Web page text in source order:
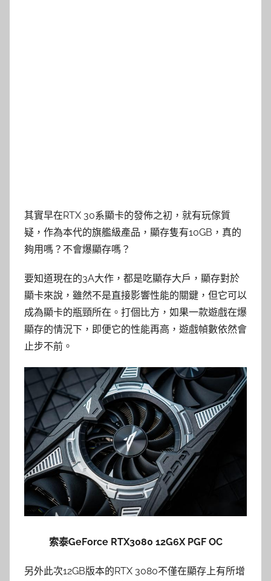
其實早在RTX 30系顯卡的發佈之初，就有玩傢質
疑，作為本代的旗艦級產品，顯存隻有10GB，真的
夠用嗎？不會爆顯存嗎？
要知道現在的3A大作，都是吃顯存大戶，顯存對於
顯卡來說，雖然不是直接影響性能的關鍵，但它可以
成為顯卡的瓶頸所在。打個比方，如果一款遊戲在爆
顯存的情況下，即便它的性能再高，遊戲幀數依然會
止步不前。
索泰GeForce RTX3080 12G6X PGF OC
另外此次12GB版本的RTX 3080不僅在顯存上有所增